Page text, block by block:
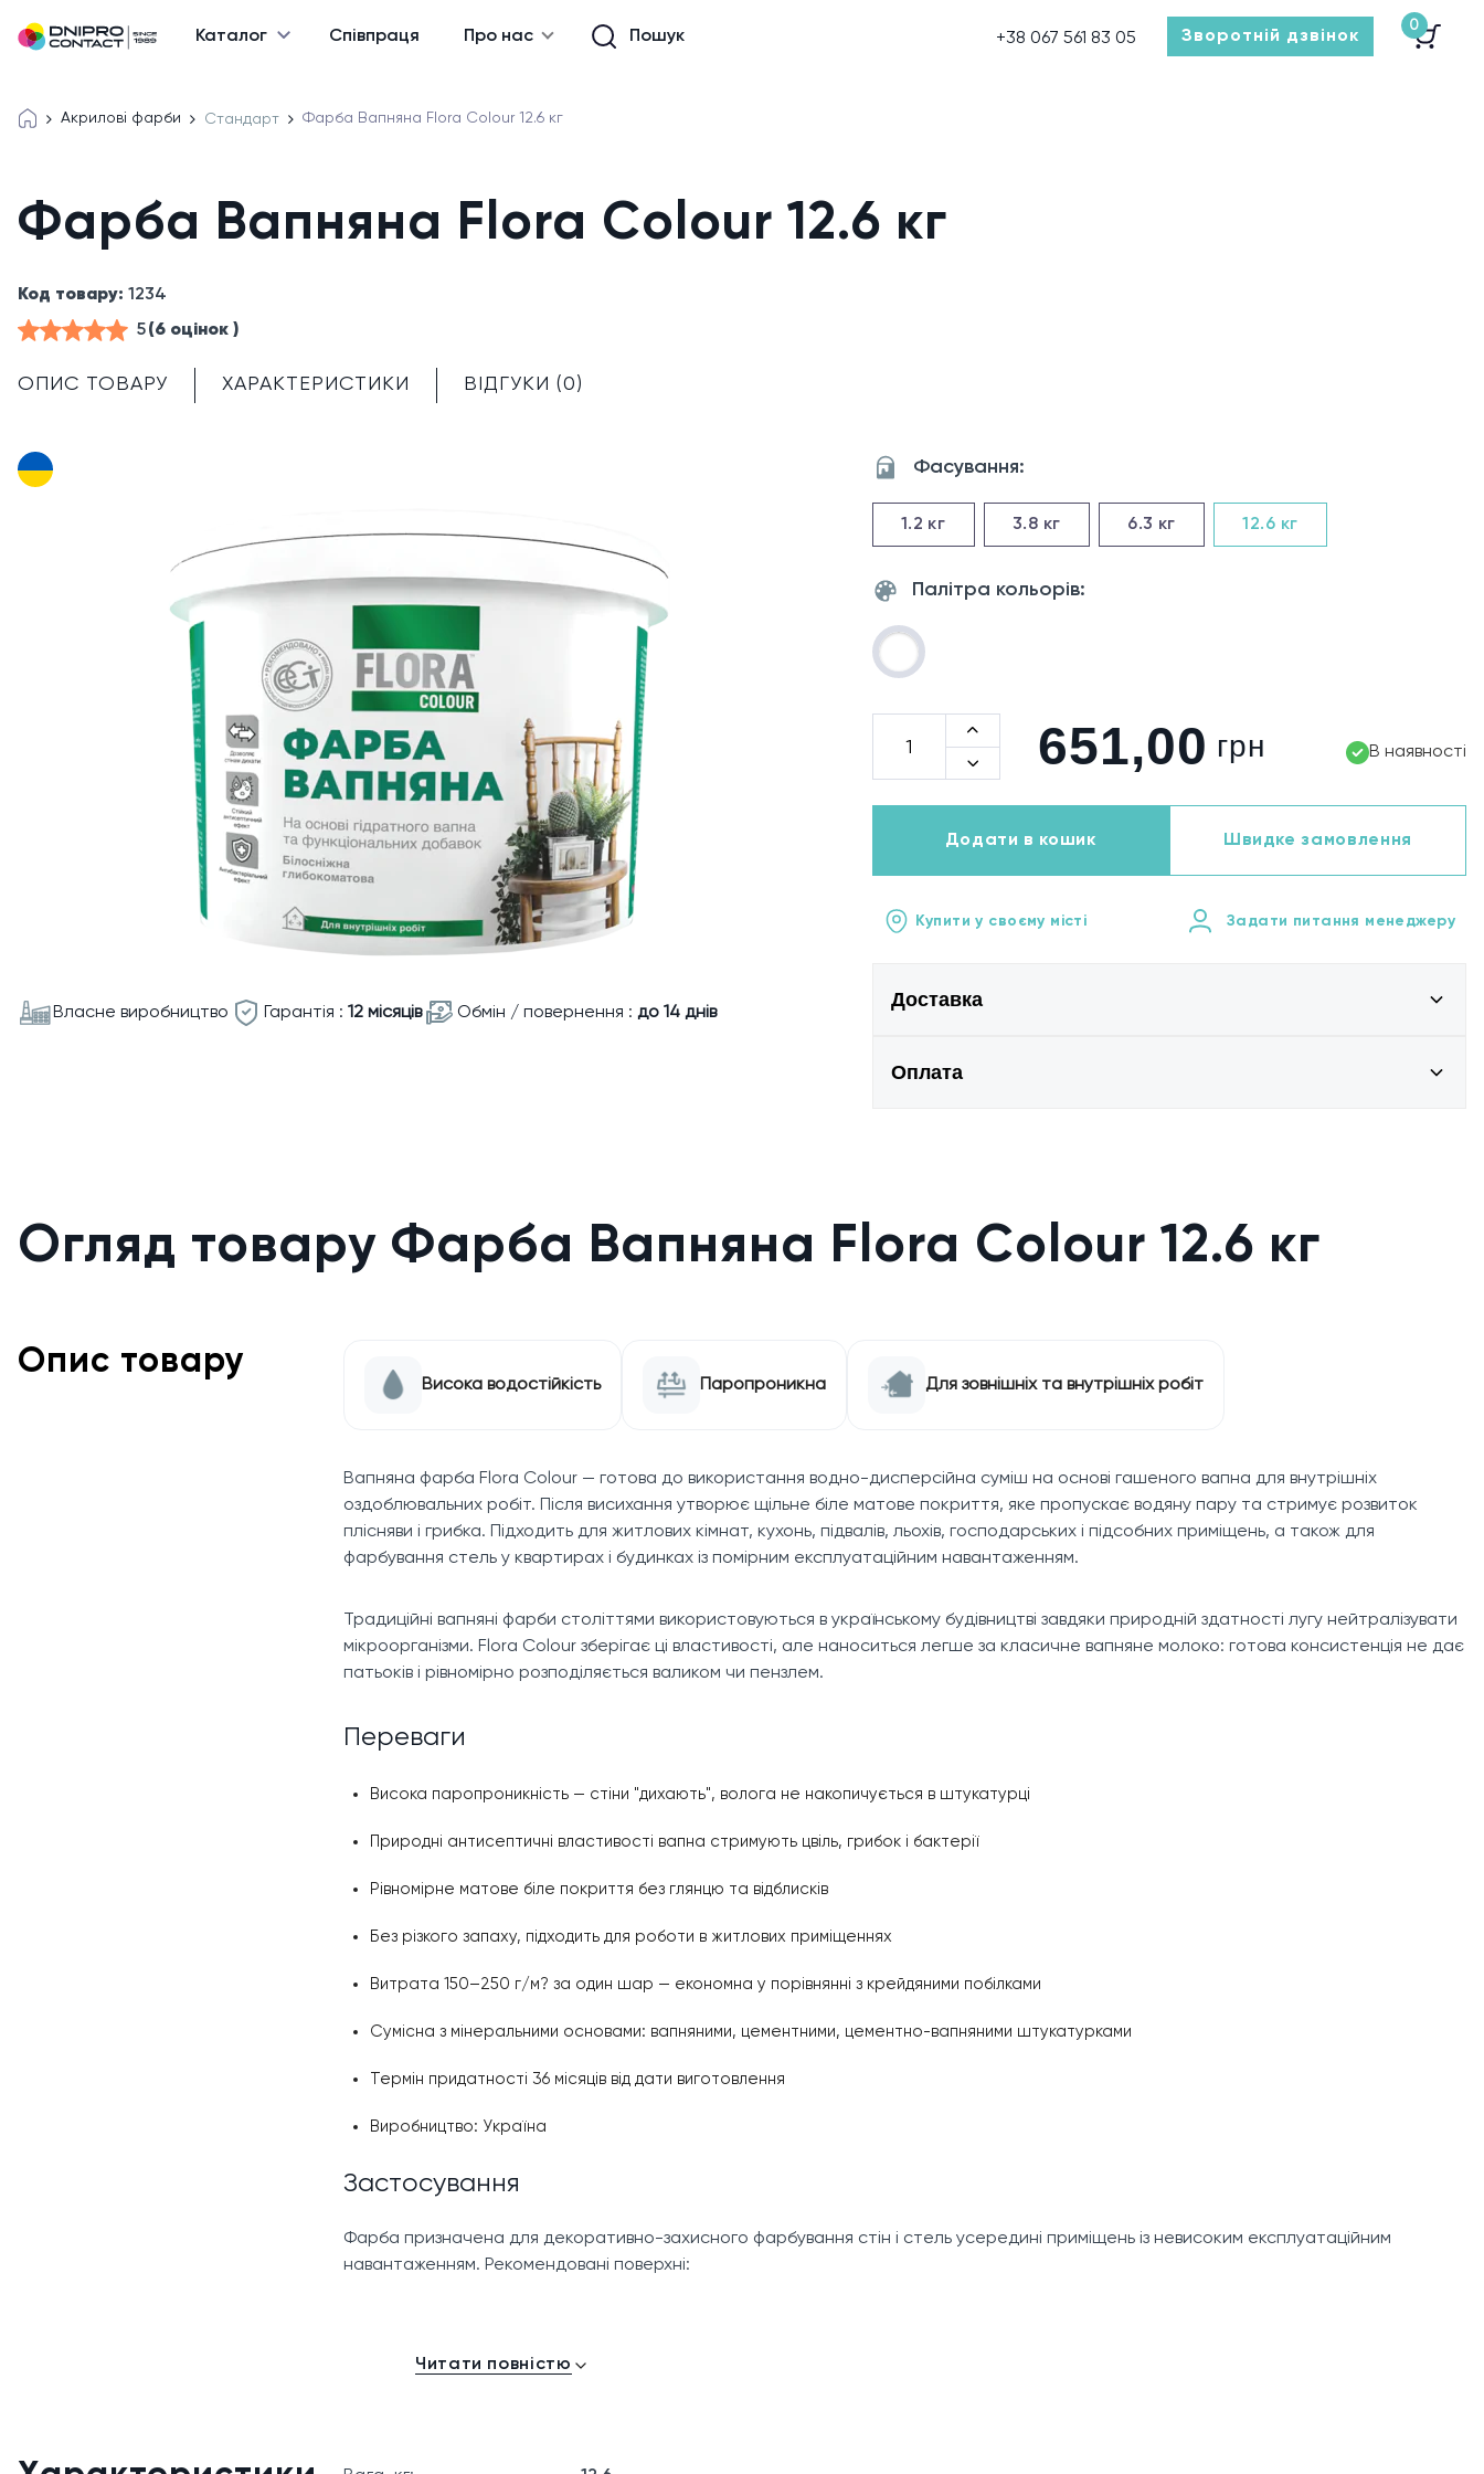
Каталог Співпраця Про нас Пошук +38 067 561 83 05 Зворотній дзвінок
0
Акрилові фарби Стандарт Фарба Вапняна Flora Colour 12.6 кг
Фарба Вапняна Flora Colour 12.6 кг
Код товару: 1234
5(6 оцінок )
ОПИС ТОВАРУ ХАРАКТЕРИСТИКИ ВІДГУКИ (0)
Власне виробництво Гарантія : 12 місяців Обмін / повернення : до 14 днів
Фасування:
1.2 кг 3.8 кг 6.3 кг 12.6 кг
Палітра кольорів:
651,00 грн В наявності
Додати в кошик Швидке замовлення
Купити у своєму місті Задати питання менеджеру
Доставка
Оплата
Огляд товару Фарба Вапняна Flora Colour 12.6 кг
Опис товару
Висока водостійкість Паропроникна Для зовнішніх та внутрішніх робіт
Вапняна фарба Flora Colour — готова до використання водно-дисперсійна суміш на основі гашеного вапна для внутрішніх
оздоблювальних робіт. Після висихання утворює щільне біле матове покриття, яке пропускає водяну пару та стримує розвиток
плісняви і грибка. Підходить для житлових кімнат, кухонь, підвалів, льохів, господарських і підсобних приміщень, а також для
фарбування стель у квартирах і будинках із помірним експлуатаційним навантаженням.
Традиційні вапняні фарби століттями використовуються в українському будівництві завдяки природній здатності лугу нейтралізувати
мікроорганізми. Flora Colour зберігає ці властивості, але наноситься легше за класичне вапняне молоко: готова консистенція не дає
патьоків і рівномірно розподіляється валиком чи пензлем.
Переваги
Висока паропроникність — стіни "дихають", волога не накопичується в штукатурці
Природні антисептичні властивості вапна стримують цвіль, грибок і бактерії
Рівномірне матове біле покриття без глянцю та відблисків
Без різкого запаху, підходить для роботи в житлових приміщеннях
Витрата 150–250 г/м? за один шар — економна у порівнянні з крейдяними побілками
Сумісна з мінеральними основами: вапняними, цементними, цементно-вапняними штукатурками
Термін придатності 36 місяців від дати виготовлення
Виробництво: Україна
Застосування
Фарба призначена для декоративно-захисного фарбування стін і стель усередині приміщень із невисоким експлуатаційним
навантаженням. Рекомендовані поверхні:
цементні та цементно-вапняні основи
Читати повністю